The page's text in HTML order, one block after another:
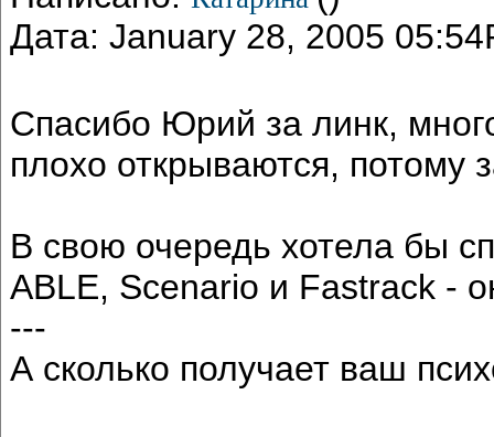
Дата: January 28, 2005
Спасибо Юрий за линк,
плохо открываются, потому
В свою очередь хотела бы
ABLE, Scenario и Fastrack -
---
А сколько получает ваш